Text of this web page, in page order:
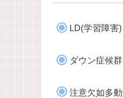
LD(学習障害)
ダウン症候群
注意欠如多